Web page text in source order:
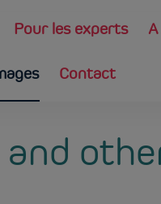
Pour les experts
Contact
and